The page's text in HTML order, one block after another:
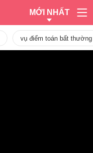
MỚI NHẤT
vụ điểm toán bất